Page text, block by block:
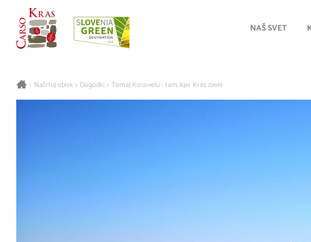
NAŠ SVET
> Načrtuj obisk > Dogodki > Tomaj Kosovelu - tam, kjer Kras zveni